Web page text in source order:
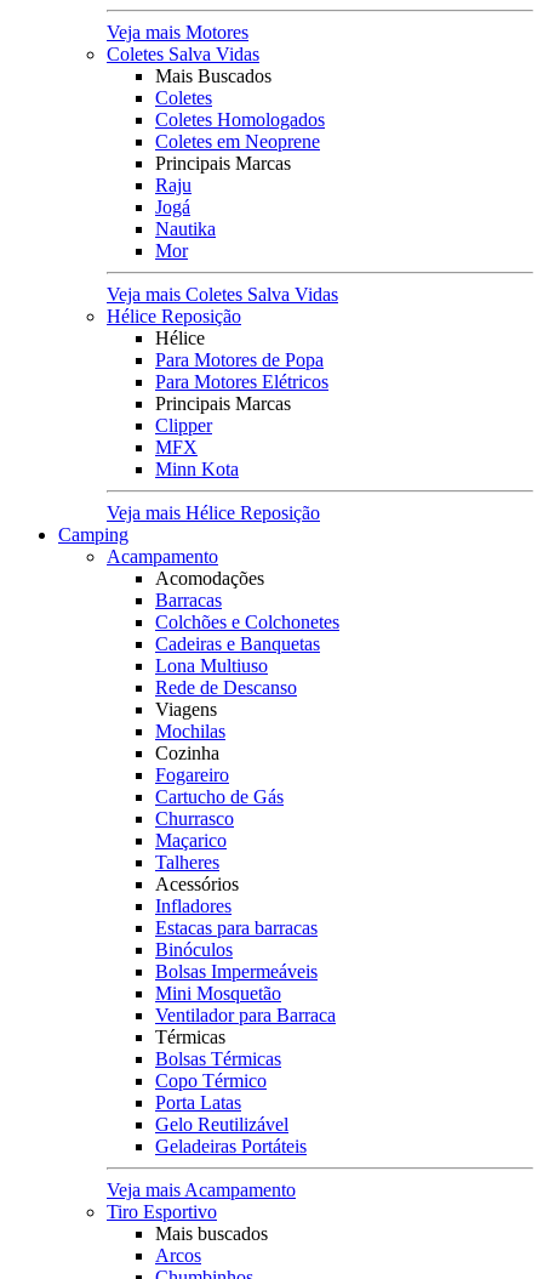
Veja mais Motores
Coletes Salva Vidas
Mais Buscados
Coletes
Coletes Homologados
Coletes em Neoprene
Principais Marcas
Raju
Jogá
Nautika
Mor
Veja mais Coletes Salva Vidas
Hélice Reposição
Hélice
Para Motores de Popa
Para Motores Elétricos
Principais Marcas
Clipper
MFX
Minn Kota
Veja mais Hélice Reposição
Camping
Acampamento
Acomodações
Barracas
Colchões e Colchonetes
Cadeiras e Banquetas
Lona Multiuso
Rede de Descanso
Viagens
Mochilas
Cozinha
Fogareiro
Cartucho de Gás
Churrasco
Maçarico
Talheres
Acessórios
Infladores
Estacas para barracas
Binóculos
Bolsas Impermeáveis
Mini Mosquetão
Ventilador para Barraca
Térmicas
Bolsas Térmicas
Copo Térmico
Porta Latas
Gelo Reutilizável
Geladeiras Portáteis
Veja mais Acampamento
Tiro Esportivo
Mais buscados
Arcos